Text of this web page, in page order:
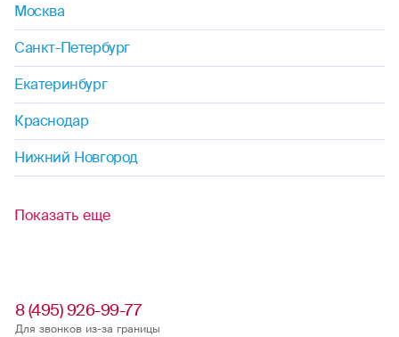
Москва
Санкт-Петербург
Екатеринбург
Краснодар
Нижний Новгород
Показать еще
8 (495) 926-99-77
Для звонков из-за границы